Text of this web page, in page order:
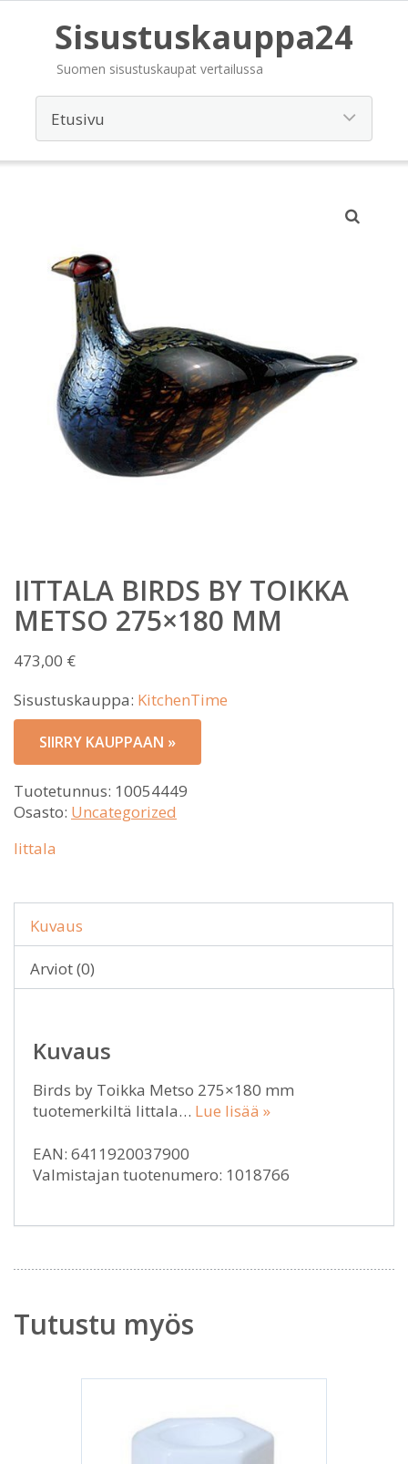
Sisustuskauppa24
Suomen sisustuskaupat vertailussa
IITTALA BIRDS BY TOIKKA
METSO 275×180 MM
473,00 €
Sisustuskauppa: KitchenTime
SIIRRY KAUPPAAN »
Tuotetunnus: 10054449
Osasto: Uncategorized
Iittala
Kuvaus
Arviot (0)
Kuvaus
Birds by Toikka Metso 275×180 mm
tuotemerkiltä Iittala… Lue lisää »
EAN: 6411920037900
Valmistajan tuotenumero: 1018766
Tutustu myös